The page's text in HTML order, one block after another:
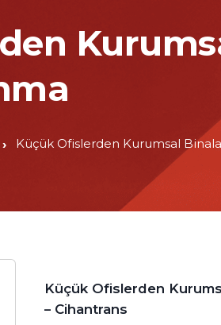
Küçük Ofislerden Kurumsal
Küçük Ofislerden
– Cihantrans